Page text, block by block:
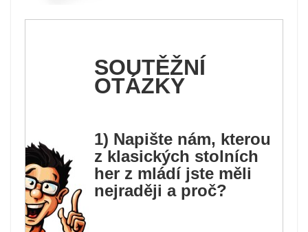
SOUTĚŽNÍ
OTÁZKY
1) Napište nám, kterou
z klasických stolních
her z mládí jste měli
nejraději a proč?